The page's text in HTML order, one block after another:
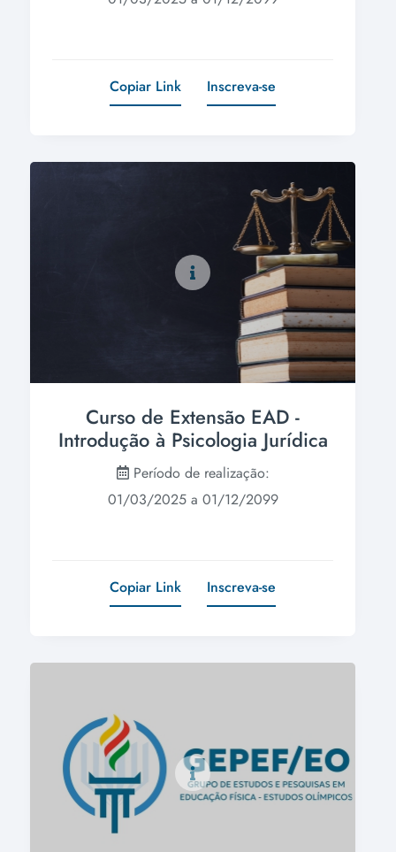
Copiar Link Inscreva-se
Curso de Extensão EAD -
Introdução à Psicologia Jurídica
Período de realização:
01/03/2025 a 01/12/2099
Copiar Link Inscreva-se